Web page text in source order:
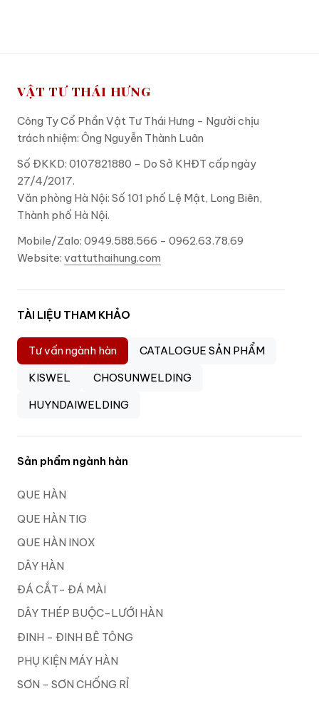
VẬT TƯ THÁI HƯNG
Công Ty Cổ Phần Vật Tư Thái Hưng - Người chịu
trách nhiệm: Ông Nguyễn Thành Luân
Số ĐKKD: 0107821880 - Do Sở KHĐT cấp ngày
27/4/2017.
Văn phòng Hà Nội: Số 101 phố Lệ Mật, Long Biên,
Thành phố Hà Nội.
Mobile/Zalo: 0949.588.566 - 0962.63.78.69
Website: vattuthaihung.com
TÀI LIỆU THAM KHẢO
Tư vấn ngành hàn
CATALOGUE SẢN PHẨM
KISWEL
CHOSUNWELDING
HUYNDAIWELDING
Sản phẩm ngành hàn
QUE HÀN
QUE HÀN TIG
QUE HÀN INOX
DÂY HÀN
ĐÁ CẮT- ĐÁ MÀI
DÂY THÉP BUỘC-LƯỚI HÀN
ĐINH - ĐINH BÊ TÔNG
PHỤ KIỆN MÁY HÀN
SƠN - SƠN CHỐNG RỈ